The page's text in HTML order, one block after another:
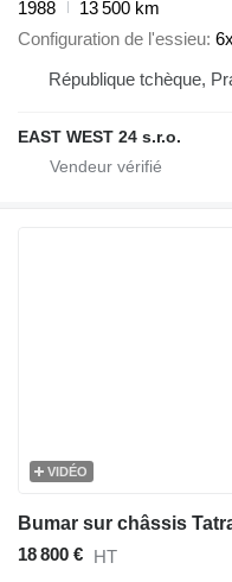
1988
13 500 km
Configuration de l'essieu
République tchèque,
EAST WEST 24 s.r.o.
VIDÉO
Bumar sur châssis
18 800 € HT